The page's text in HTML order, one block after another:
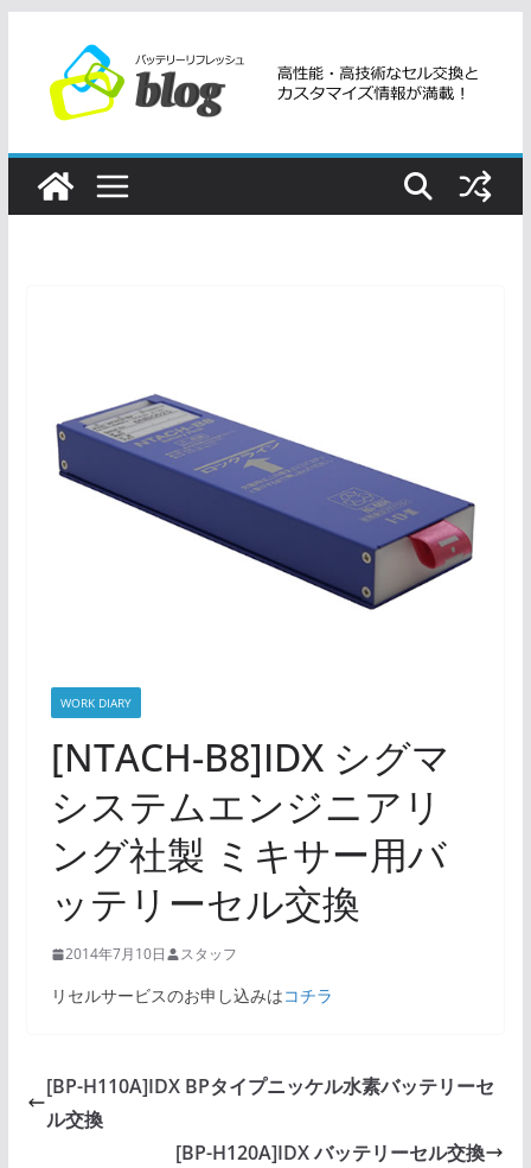
ツ
WORK DIARY
[NTACH-B8]IDX シグマ
システムエンジニアリ
ング社製 ミキサー用バ
ッテリーセル交換
2014年7月10日 スタッフ
リセルサービスのお申し込みはコチラ
[BP-H110A]IDX BPタイプニッケル水素バッテリーセ
ル交換
[BP-H120A]IDX バッテリーセル交換